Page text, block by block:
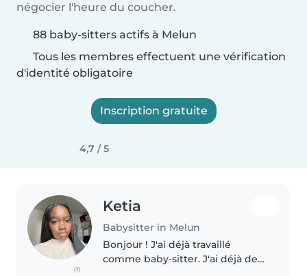
négocier l'heure du coucher.
88 baby-sitters actifs à Melun
Tous les membres effectuent une vérification
d'identité obligatoire
Inscription gratuite
4,7 / 5
(1)
Ketia
Babysitter in Melun
Bonjour ! J'ai déjà travaillé
comme baby-sitter. J'ai déjà de